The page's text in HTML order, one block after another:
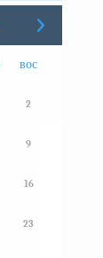
вос
2
9
16
23